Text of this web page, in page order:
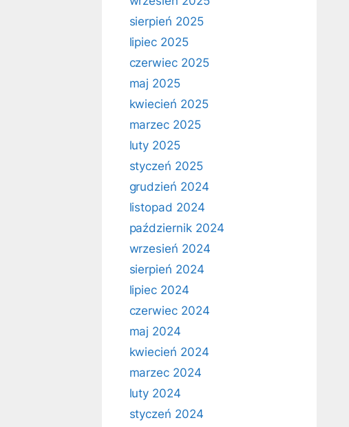
sierpień 2025
lipiec 2025
czerwiec 2025
maj 2025
kwiecień 2025
marzec 2025
luty 2025
styczeń 2025
grudzień 2024
listopad 2024
październik 2024
wrzesień 2024
sierpień 2024
lipiec 2024
czerwiec 2024
maj 2024
kwiecień 2024
marzec 2024
luty 2024
styczeń 2024